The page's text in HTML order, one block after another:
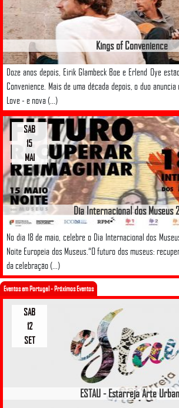
Kings of Convenience
Doze anos depois, Eirik Glambeck Boe e Erlend Oye
Convenience. Mais de uma década depois, o duo
Love - e nova (...)
Dia Internacional dos Museus
No dia 18 de maio, celebre o Dia Internacional dos
Noite Europeia dos Museus.“O futuro dos museus:
da celebração (...)
SAB
15
MAI
Eventos em Portugal - Próximos Eventos
ESTAU - Estarreja Arte
SAB
12
SET